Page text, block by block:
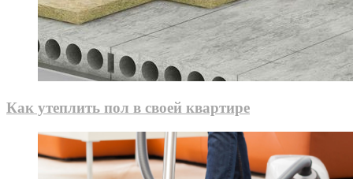
Как утеплить пол в своей квартире